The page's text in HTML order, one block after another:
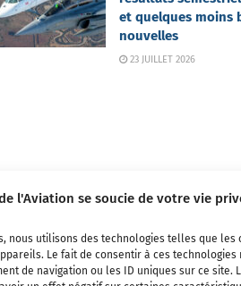
l'Aviation se soucie de votre vie
nous utilisons des technologies telles que les
Le fait de consentir à ces
de navigation ou les ID uniques sur ce site.
et quelques moins
nouvelles
23 JUILLET 2026